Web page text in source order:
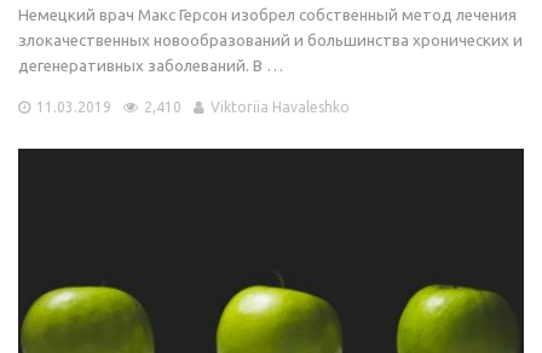
Немецкий врач Макс Герсон изобрел собственный метод лечения
злокачественных новообразований и большинства хронических и
дегенеративных заболеваний. В …
11.03.2019 2,410 Viktoriia Havaleshko